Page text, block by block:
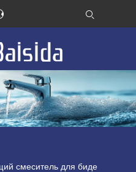
смеситель для биде